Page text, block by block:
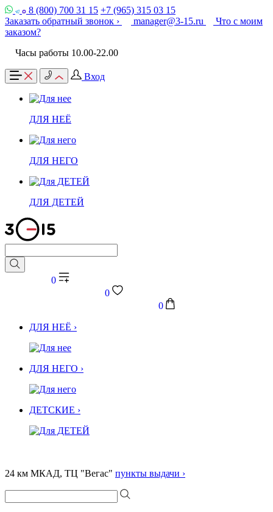
8 (800) 700 31 15 +7 (965) 315 03 15
Заказать обратный звонок ›
manager@3-15.ru
Что с моим
заказом?
Часы работы 10.00-22.00
Вход
ДЛЯ НЕЁ
ДЛЯ НЕГО
ДЛЯ ДЕТЕЙ
0
0
0
ДЛЯ НЕЁ ›
ДЛЯ НЕГО ›
ДЕТСКИЕ ›
24 км МКАД, ТЦ "Вегас" пункты выдачи ›